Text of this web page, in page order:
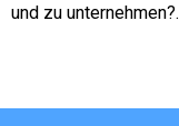
und zu unternehmen?.